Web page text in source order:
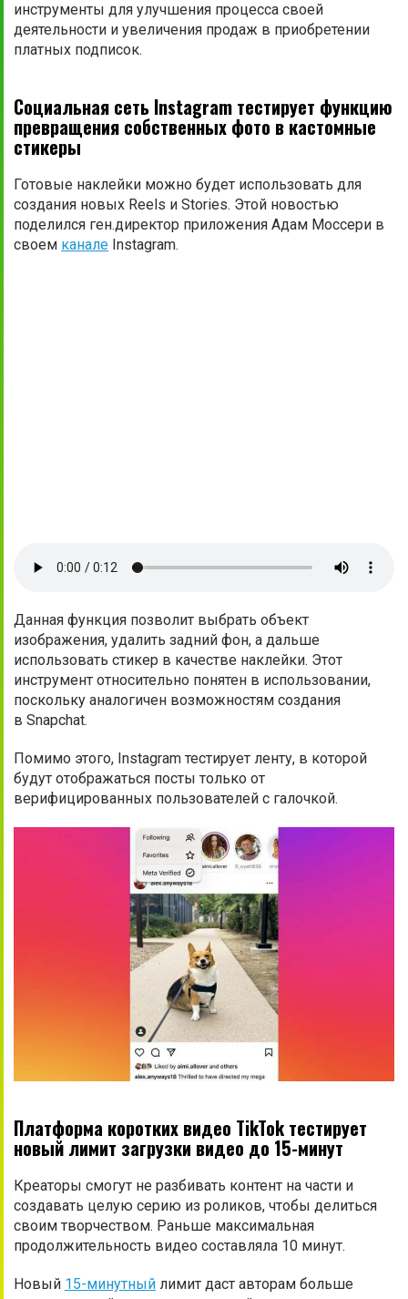
инструменты для улучшения процесса своей
деятельности и увеличения продаж в приобретении
платных подписок.
Социальная сеть Instagram тестирует функцию
превращения собственных фото в кастомные
стикеры
Готовые наклейки можно будет использовать для
создания новых Reels и Stories. Этой новостью
поделился ген.директор приложения Адам Моссери в
своем канале Instagram.
Данная функция позволит выбрать объект
изображения, удалить задний фон, а дальше
использовать стикер в качестве наклейки. Этот
инструмент относительно понятен в использовании,
поскольку аналогичен возможностям создания
в Snapchat.
Помимо этого, Instagram тестирует ленту, в которой
будут отображаться посты только от
верифицированных пользователей с галочкой.
Платформа коротких видео TikTok тестирует
новый лимит загрузки видео до 15-минут
Креаторы смогут не разбивать контент на части и
создавать целую серию из роликов, чтобы делиться
своим творчеством. Раньше максимальная
продолжительность видео составляла 10 минут.
Новый 15-минутный лимит даст авторам больше